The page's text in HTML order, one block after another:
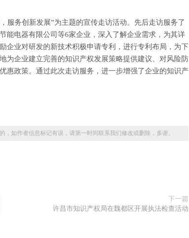
服务创新发展”为主题的宣传走访活动。先后走访服务了
能电器有限公司等6家企业，深入了解企业需求，为其详
企业对研发的新技术积极申请专利，进行专利布局，为下
为企业建立完善的知识产权发展策略提供建议、对风险防
惠政策。通过此次走访服务，进一步增强了企业的知识产
如作者信息标记有误，请第一时间联系我们修改或删除，多谢。
下一篇
许昌市知识产权局在魏都区开展执法检查活动